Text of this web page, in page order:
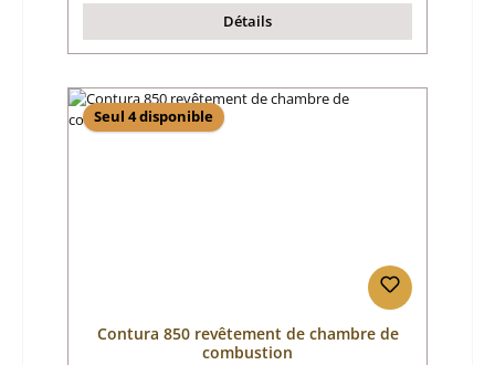
Détails
Seul 4 disponible
Contura 850 revêtement de chambre de
combustion